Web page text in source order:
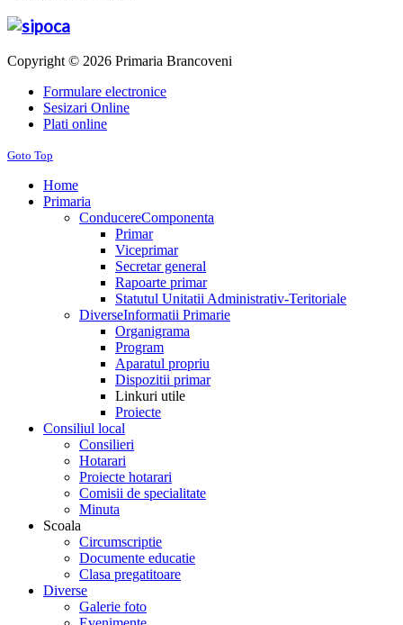
Copyright © 2026 Primaria Brancoveni
Formulare electronice
Sesizari Online
Plati online
Goto Top
Home
Primaria
ConducereComponenta
Primar
Viceprimar
Secretar general
Rapoarte primar
Statutul Unitatii Administrativ-Teritoriale
DiverseInformatii Primarie
Organigrama
Program
Aparatul propriu
Dispozitii primar
Linkuri utile
Proiecte
Consiliul local
Consilieri
Hotarari
Proiecte hotarari
Comisii de specialitate
Minuta
Scoala
Circumscriptie
Documente educatie
Clasa pregatitoare
Diverse
Galerie foto